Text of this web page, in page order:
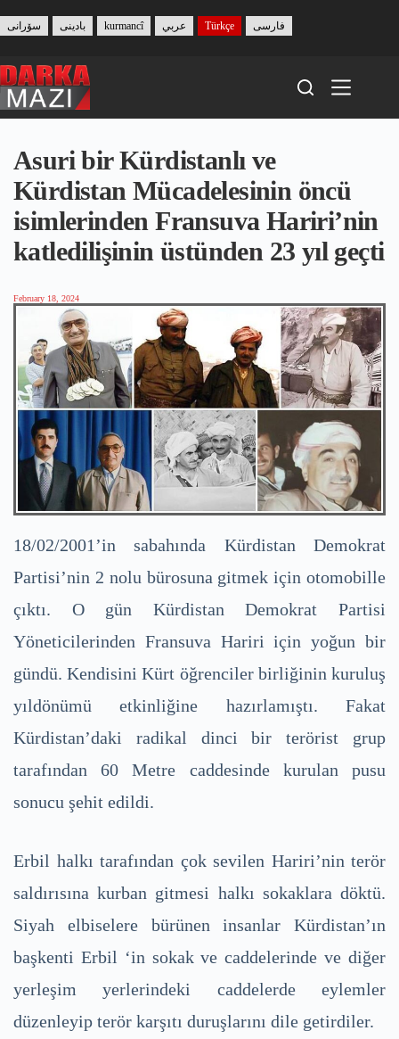
content
بادینی سۆرانی kurmancî عربي Türkçe فارسی
Asuri bir Kürdistanlı ve
Kürdistan Mücadelesinin öncü
isimlerinden Fransuva Hariri’nin
katledilişinin üstünden 23 yıl geçti
February 18, 2024
18/02/2001’in sabahında Kürdistan Demokrat
Partisi’nin 2 nolu bürosuna gitmek için otomobille
çıktı. O gün Kürdistan Demokrat Partisi
Yöneticilerinden Fransuva Hariri için yoğun bir
gündü. Kendisini Kürt öğrenciler birliğinin kuruluş
yıldönümü etkinliğine hazırlamıştı. Fakat
Kürdistan’daki radikal dinci bir terörist grup
tarafından 60 Metre caddesinde kurulan pusu
sonucu şehit edildi.
Erbil halkı tarafından çok sevilen Hariri’nin terör
saldırısına kurban gitmesi halkı sokaklara döktü.
Siyah elbiselere bürünen insanlar Kürdistan’ın
başkenti Erbil ‘in sokak ve caddelerinde ve diğer
yerleşim yerlerindeki caddelerde eylemler
düzenleyip terör karşıtı duruşlarını dile getirdiler.